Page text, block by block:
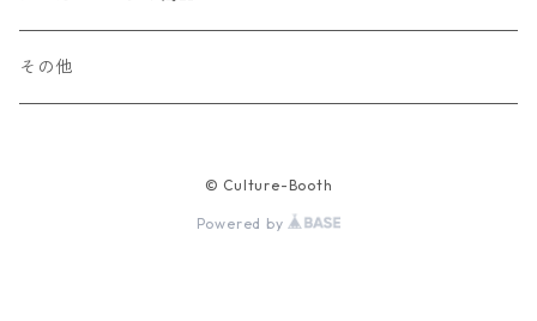
ロングウォレット
ストラップ
財布・キーケース・カードケース
その他
© Culture-Booth
Powered by